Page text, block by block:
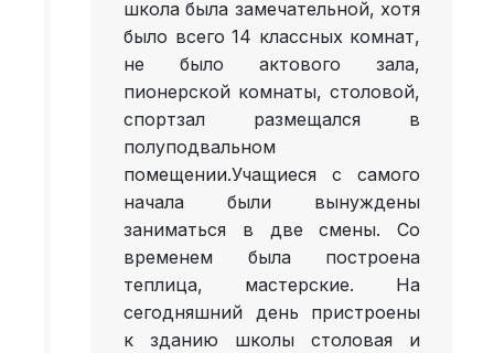
школа была замечательной, хотя
было всего 14 классных комнат,
не было актового зала,
пионерской комнаты, столовой,
спортзал размещался в
полуподвальном
помещении.Учащиеся с самого
начала были вынуждены
заниматься в две смены. Со
временем была построена
теплица, мастерские. На
сегодняшний день пристроены
к зданию школы столовая и